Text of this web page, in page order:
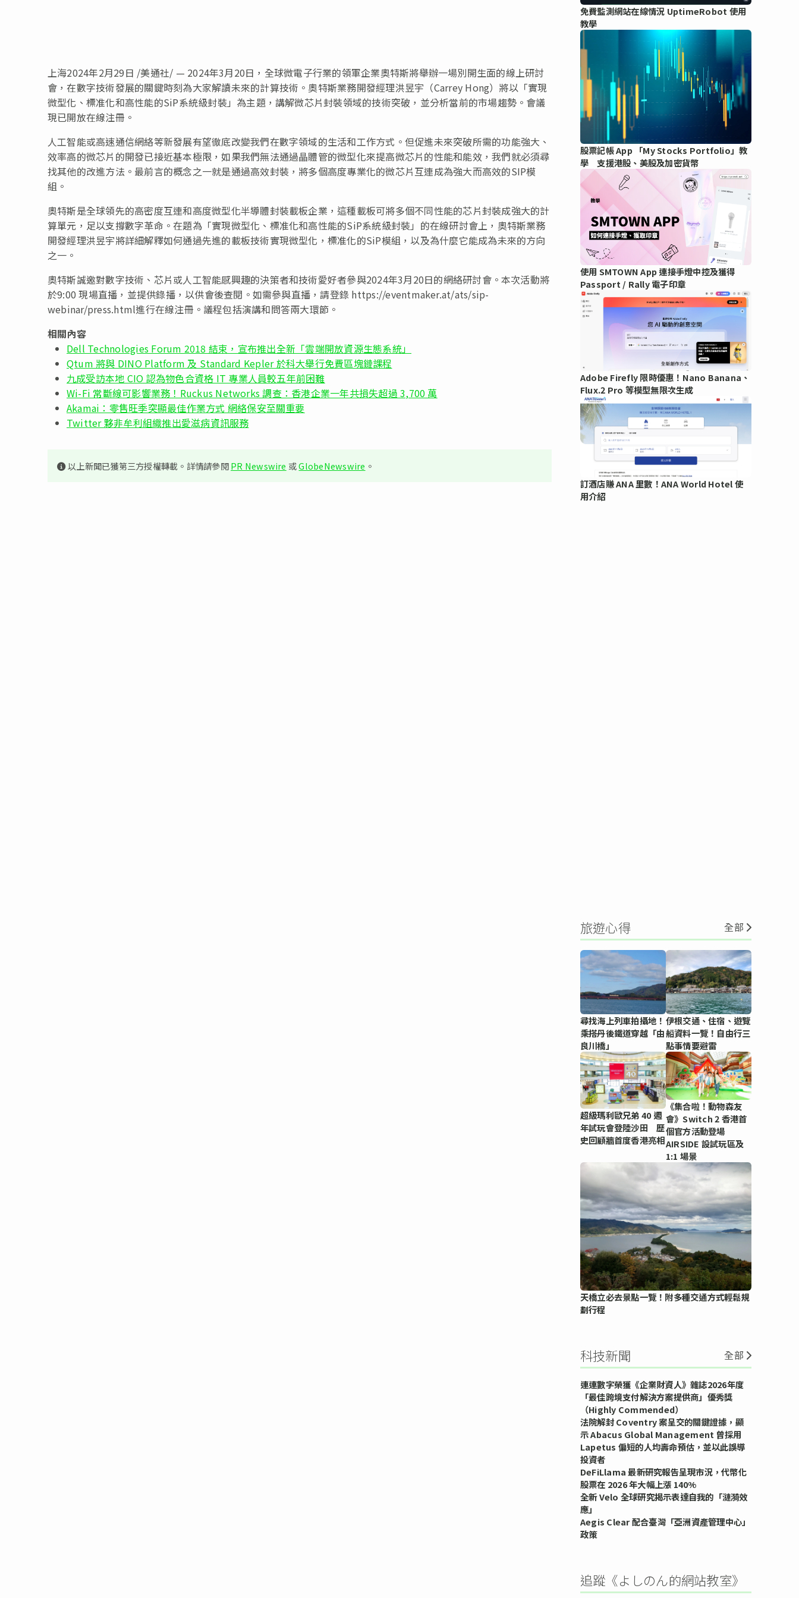
上海2024年2月29日 /美通社/ — 2024年3月20日，全球微電子行業的領軍企業奧特斯將舉辦一場別開生面的線上研討
會，在數字技術發展的關鍵時刻為大家解讀未來的計算技術。奧特斯業務開發經理洪昱宇（Carrey Hong）將以「實現
微型化、標准化和高性能的SiP系統級封裝」為主題，講解微芯片封裝領域的技術突破，並分析當前的市場趨勢。會議
現已開放在線注冊。
人工智能或高速通信網絡等新發展有望徹底改變我們在數字領域的生活和工作方式。但促進未來突破所需的功能強大、
效率高的微芯片的開發已接近基本極限，如果我們無法通過晶體管的微型化來提高微芯片的性能和能效，我們就必須尋
找其他的改進方法。最前言的概念之一就是通過高效封裝，將多個高度專業化的微芯片互連成為強大而高效的SIP模
組。
奧特斯是全球領先的高密度互連和高度微型化半導體封裝載板企業 ，這種載板可將多個不同性能的芯片封裝成強大的計
算單元，足以支撐數字革命。在題為「實現微型化、標准化和高性能的SiP系統級封裝」的在線研討會上，奧特斯業務
開發經理洪昱宇將詳細解釋如何通過先進的載板技術實現微型化，標准化的SiP模組，以及為什麼它能成為未來的方向
之一。
奧特斯誠邀對數字技術、芯片或人工智能感興趣的決策者和技術愛好者參與2024年3月20日的網絡研討會。本次活動將
於9:00 現場直播，並提供錄播，以供會後查閱。如需參與直播，請登錄 https://eventmaker.at/ats/sip-
webinar/press.html進行在線注冊。議程包括演講和問答兩大環節。
相關內容
Dell Technologies Forum 2018 結束，宣布推出全新「雲端開放資源生態系統」
Qtum 將與 DINO Platform 及 Standard Kepler 於科大舉行免費區塊鏈課程
九成受訪本地 CIO 認為物色合資格 IT 專業人員較五年前困難
Wi-Fi 常斷線可影響業務！Ruckus Networks 調查：香港企業一年共損失超過 3,700 萬
Akamai：零售旺季突顯最佳作業方式 網絡保安至關重要
Twitter 夥非牟利組織推出愛滋病資訊服務
以上新聞已獲第三方授權轉載。詳情請參閱PR Newswire 或GlobeNewswire 。
免費監測網站在線情況 UptimeRobot 使用
教學
股票記帳 App 「My Stocks Portfolio」教
學 支援港股、美股及加密貨幣
使用 SMTOWN App 連接手燈中控及獲得
Passport / Rally 電子印章
Adobe Firefly 限時優惠！Nano Banana、
Flux.2 Pro 等模型無限次生成
訂酒店賺 ANA 里數！ANA World Hotel 使
用介紹
旅遊心得 全部
尋找海上列車拍攝地！
乘搭丹後鐵道穿越「由
良川橋」
伊根交通、住宿、遊覽
船資料一覽！自由行三
點事情要避雷
超級瑪利歐兄弟 40 週
年試玩會登陸沙田 歷
史回顧牆首度香港亮相
《集合啦！動物森友
會》Switch 2 香港首
個官方活動登場
AIRSIDE 設試玩區及
1:1 場景
天橋立必去景點一覽！附多種交通方式輕鬆規
劃行程
科技新聞 全部
連連數字榮獲《企業財資人》雜誌2026年度
「最佳跨境支付解決方案提供商」優秀獎
（Highly Commended）
法院解封 Coventry 案呈交的關鍵證據，顯
示 Abacus Global Management 曾採用
Lapetus 偏短的人均壽命預估，並以此誤導
投資者
DeFiLlama 最新研究報告呈現市況，代幣化
股票在 2026 年大幅上漲 140%
全新 Velo 全球研究揭示表達自我的「漣漪效
應」
Aegis Clear 配合臺灣「亞洲資產管理中心」
政策
追蹤《よしのん的網站教室》